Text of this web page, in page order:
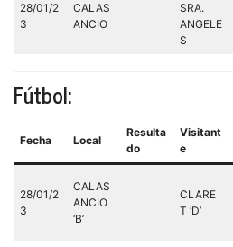
28/01/2
3
CALAS
ANCIO
SRA.
ANGELE
S
Fútbol:
Fecha Local
Resulta
do
Visitant
e
28/01/2
3
CALAS
ANCIO
‘B’
CLARE
T ‘D’